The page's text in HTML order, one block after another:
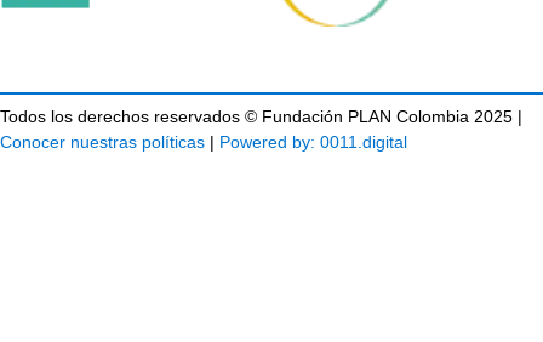
Todos los derechos reservados © Fundación PLAN Colombia 2025 |
Conocer nuestras políticas | Powered by: 0011.digital